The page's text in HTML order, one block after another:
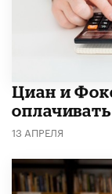
Циан и
13 АПРЕЛЯ